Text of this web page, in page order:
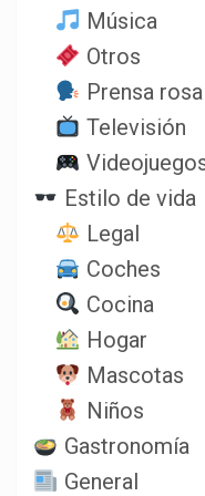
Música
Otros
Prensa rosa
Televisión
Estilo de vida
Legal
Coches
Cocina
Hogar
Mascotas
Niños
Gastronomía
General